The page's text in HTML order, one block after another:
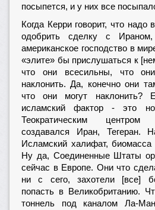
посыпется, и у них все
Когда Керри говорит, что
одобрить сделку с
американское господство в
«элите» бы прислушаться к
что они всесильны, что
наклонить. Да, конечно они
что они могут наклонить?
исламский фактор - это
Теократическим
создавался Иран, Тегеран.
Исламский халифат, биомасса
Ну да, Соединенные Штаты
сейчас в Европе. Они что
ни с сего, захотели [все]
попасть в Великобританию.
тоннель под каналом Ла-